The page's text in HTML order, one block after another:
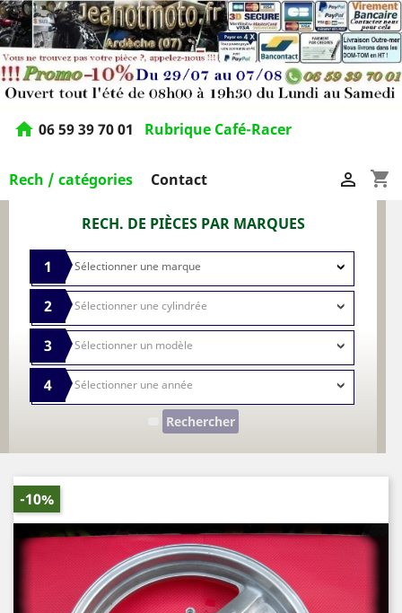
home 06 59 39 70 01 Rubrique Café-Racer
Rech / catégories Contact shopping_cart

RECH. DE PIÈCES PAR MARQUES
1
2
3
4
Rechercher
-10%